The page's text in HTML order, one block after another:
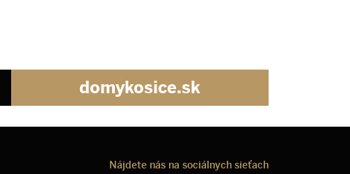
domykosice.sk
Nájdete nás na sociálnych sieťach